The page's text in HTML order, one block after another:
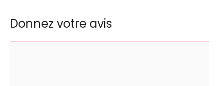
Donnez votre avis